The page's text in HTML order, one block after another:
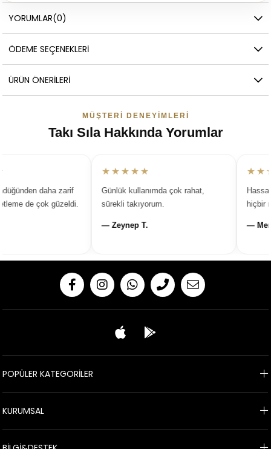
YORUMLAR(0)
ÖDEME SEÇENEKLERI
ÜRÜN ÖNERILERI
MÜŞTERI DENEYIMLERI
Takı Sıla Hakkında Yorumlar
daha zarif
de çok güzeldi.
★★★★★
Günlük kullanımda çok rahat,
sürekli takıyorum.
— Zeynep T.
Hassas
hiçbir
—
POPÜLER KATEGORİLER
KURUMSAL